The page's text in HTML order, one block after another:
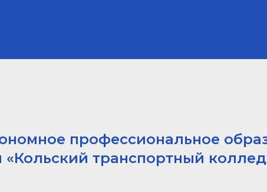
профессиональное
транспортный